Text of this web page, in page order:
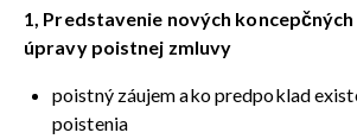
1, Predstavenie nových
úpravy poistnej zmluvy
poistný záujem ako predpoklad
poistenia